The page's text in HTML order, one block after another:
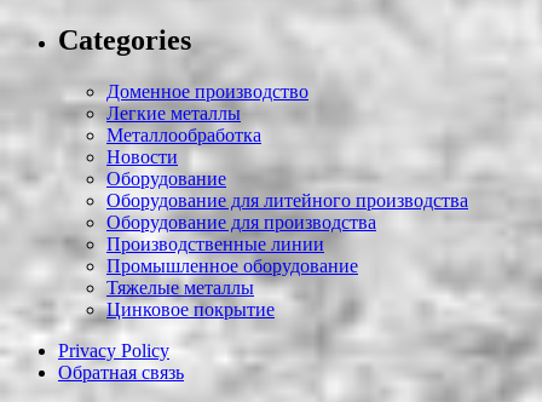
Categories
Доменное производство
Легкие металлы
Металлообработка
Новости
Оборудование
Оборудование для литейного производства
Оборудование для производства
Производственные линии
Промышленное оборудование
Тяжелые металлы
Цинковое покрытие
Privacy Policy
Обратная связь